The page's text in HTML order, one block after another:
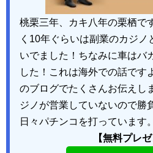
桃栗三年、カキ八年の栗栖で
く10年ぐらいは副業のカジノ
いでました！ちなみに車はバ
した！これは海外での話です
のブログでたくさんお伝えし
ジノが営業していないので勝
日々パチンコを打っています。
【無料プレゼ